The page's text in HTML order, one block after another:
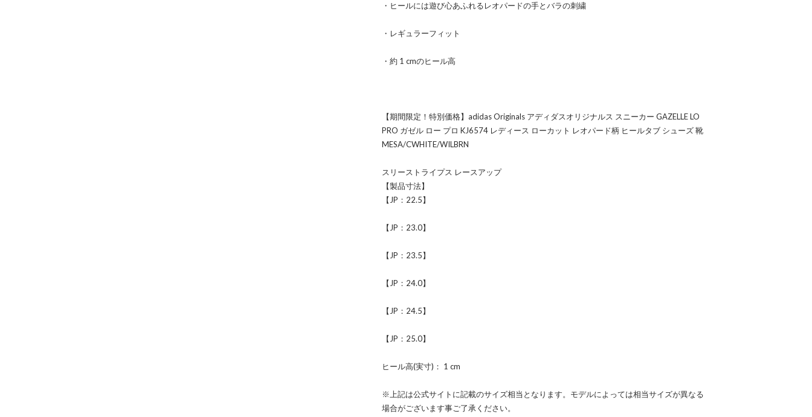
・ヒールには遊び心あふれるレオパードの手とバラの刺繍
・レギュラーフィット
・約 1 cmのヒール高
【期間限定！特別価格】adidas Originals アディダスオリジナルス スニーカー GAZELLE LO
PRO ガゼル ロー プロ KJ6574 レディース ローカット レオパード柄 ヒールタブ シューズ 靴
MESA/CWHITE/WILBRN
スリーストライプス レースアップ
【製品寸法】
【JP：22.5】
【JP：23.0】
【JP：23.5】
【JP：24.0】
【JP：24.5】
【JP：25.0】
ヒール高(実寸)： 1 cm
※上記は公式サイトに記載のサイズ相当となります。モデルによっては相当サイズが異なる
場合がございます事ご了承ください。